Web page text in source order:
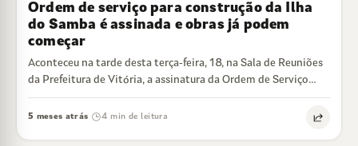
Ordem de serviço para construção da Ilha
do Samba é assinada e obras já podem
começar
Aconteceu na tarde desta terça-feira, 18, na Sala de Reuniões
da Prefeitura de Vitória, a assinatura da Ordem de Serviço
para construção…
5 meses atrás 4 min de leitura